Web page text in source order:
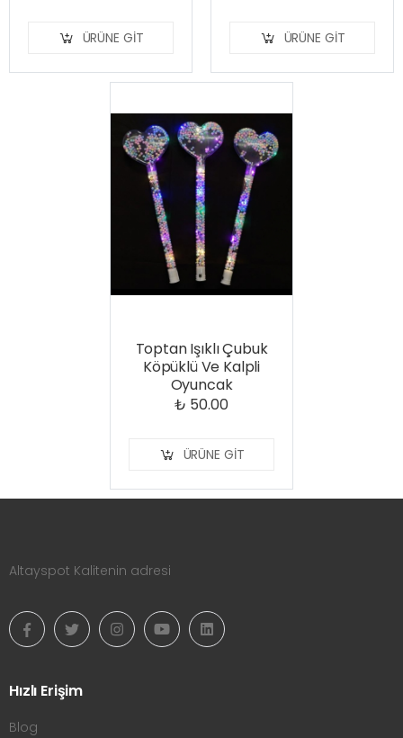
ÜRÜNE GIT ÜRÜNE GIT
Toptan Işıklı Çubuk
Köpüklü Ve Kalpli
Oyuncak
₺ 50.00
ÜRÜNE GIT
Altayspot Kalitenin adresi
Hızlı Erişim
Blog